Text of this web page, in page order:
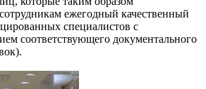
ежегодный качественный
специалистов с
соответствующего документального